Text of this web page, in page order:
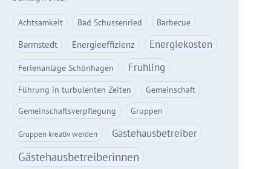
Achtsamkeit Bad Schussenried Barbecue
Barmstedt Energieeffizienz Energiekosten
Ferienanlage Schönhagen Frühling
Führung in turbulenten Zeiten
Gemeinschaft
Gemeinschaftsverpflegung
Gruppen
Gruppen kreativ werden Gästehausbetreiber
Gästehausbetreiberinnen